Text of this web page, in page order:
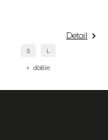
Detail
S L
+ ďalšie